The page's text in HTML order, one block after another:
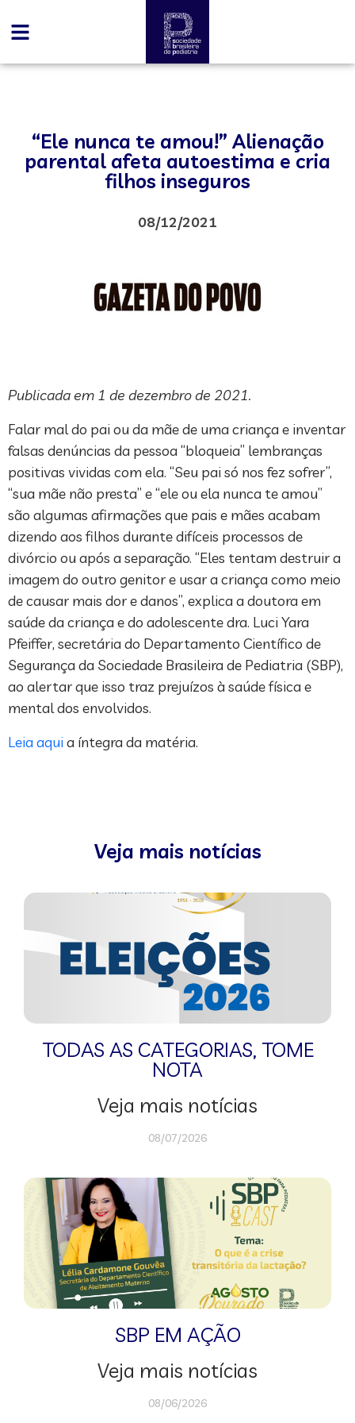
“Ele nunca te amou!” Alienação
parental afeta autoestima e cria
filhos inseguros
08/12/2021
Publicada em 1 de dezembro de 2021.
Falar mal do pai ou da mãe de uma criança e inventar
falsas denúncias da pessoa “bloqueia” lembranças
positivas vividas com ela. “Seu pai só nos fez sofrer”,
“sua mãe não presta” e “ele ou ela nunca te amou”
são algumas afirmações que pais e mães acabam
dizendo aos filhos durante difíceis processos de
divórcio ou após a separação. “Eles tentam destruir a
imagem do outro genitor e usar a criança como meio
de causar mais dor e danos”, explica a doutora em
saúde da criança e do adolescente dra. Luci Yara
Pfeiffer, secretária do Departamento Científico de
Segurança da Sociedade Brasileira de Pediatria (SBP),
ao alertar que isso traz prejuízos à saúde física e
mental dos envolvidos.
Leia aqui a íntegra da matéria.
Veja mais notícias
TODAS AS CATEGORIAS, TOME
NOTA
Veja mais notícias
08/07/2026
SBP EM AÇÃO
Veja mais notícias
08/06/2026